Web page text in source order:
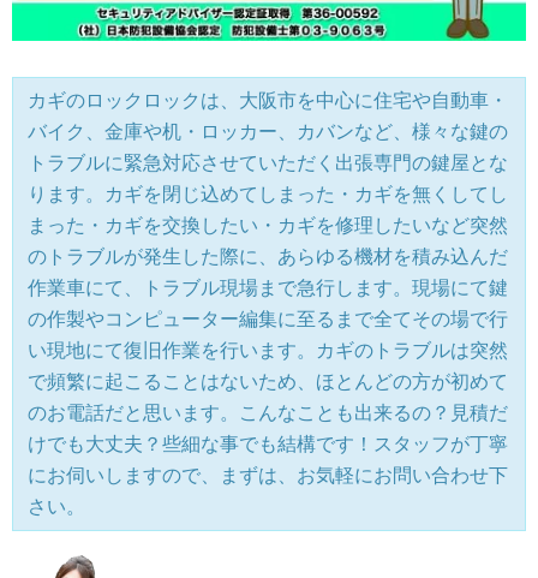
カギのロックロックは、大阪市を中心に住宅や自動車・
バイク、金庫や机・ロッカー、カバンなど、様々な鍵の
トラブルに緊急対応させていただく出張専門の鍵屋とな
ります。カギを閉じ込めてしまった・カギを無くしてし
まった・カギを交換したい・カギを修理したいなど突然
のトラブルが発生した際に、あらゆる機材を積み込んだ
作業車にて、トラブル現場まで急行します。現場にて鍵
の作製やコンピューター編集に至るまで全てその場で行
い現地にて復旧作業を行います。カギのトラブルは突然
で頻繁に起こることはないため、ほとんどの方が初めて
のお電話だと思います。こんなことも出来るの？見積だ
けでも大丈夫？些細な事でも結構です！スタッフが丁寧
にお伺いしますので、まずは、お気軽にお問い合わせ下
さい。